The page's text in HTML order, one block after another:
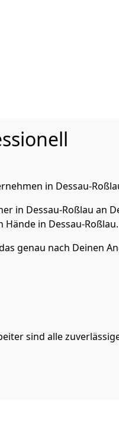
in Dessau-
in Dessau-Roßlau an
in Dessau-Roßlau.
genau nach Deinen
sind alle